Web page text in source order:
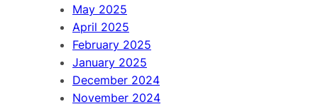
May 2025
April 2025
February 2025
January 2025
December 2024
November 2024